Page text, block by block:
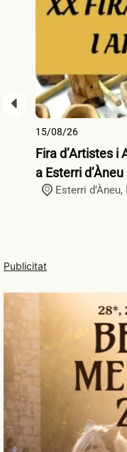
15/08/26
Fira d’Artistes i
a Esterri d’Àneu
Esterri d’Àneu,
Publicitat